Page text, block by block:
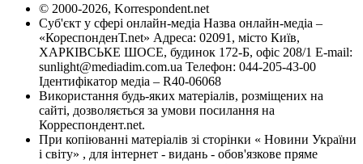
© 2000-2026, Korrespondent.net
Суб'єкт у сфері онлайн-медіа Назва онлайн-медіа –
«КореспонденТ.net» Адреса: 02091, місто Київ,
ХАРКІВСЬКЕ ШОСЕ, будинок 172-Б, офіс 208/1 E-mail:
sunlight@mediadim.com.ua Телефон: 044-205-43-00
Ідентифікатор медіа – R40-06068
Використання будь-яких матеріалів, розміщених на
сайті, дозволяється за умови посилання на
Корреспондент.net.
При копіюванні матеріалів зі сторінки « Новини України
і світу» , для інтернет - видань - обов'язкове пряме